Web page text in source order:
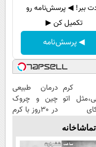
ببر! ◀ پرسش‌نامه رو
تکمیل کن ▶
◀ پرسش‌نامه
کرم
اتو
درمان طبیعی
چین و چروک
در 30روز با کرم
تماشاخانه